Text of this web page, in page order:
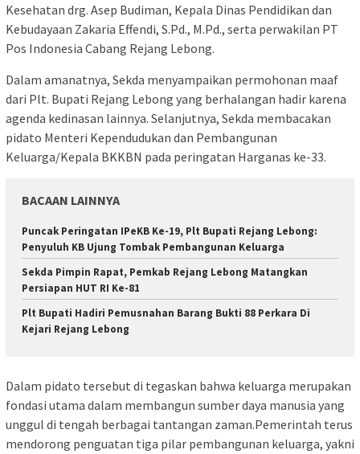
Kesehatan drg. Asep Budiman, Kepala Dinas Pendidikan dan
Kebudayaan Zakaria Effendi, S.Pd., M.Pd., serta perwakilan PT
Pos Indonesia Cabang Rejang Lebong.
Dalam amanatnya, Sekda menyampaikan permohonan maaf
dari Plt. Bupati Rejang Lebong yang berhalangan hadir karena
agenda kedinasan lainnya. Selanjutnya, Sekda membacakan
pidato Menteri Kependudukan dan Pembangunan
Keluarga/Kepala BKKBN pada peringatan Harganas ke-33.
BACAAN LAINNYA
Puncak Peringatan IPeKB Ke-19, Plt Bupati Rejang Lebong:
Penyuluh KB Ujung Tombak Pembangunan Keluarga
Sekda Pimpin Rapat, Pemkab Rejang Lebong Matangkan
Persiapan HUT RI Ke-81
Plt Bupati Hadiri Pemusnahan Barang Bukti 88 Perkara Di
Kejari Rejang Lebong
Dalam pidato tersebut di tegaskan bahwa keluarga merupakan
fondasi utama dalam membangun sumber daya manusia yang
unggul di tengah berbagai tantangan zaman.Pemerintah terus
mendorong penguatan tiga pilar pembangunan keluarga, yakni